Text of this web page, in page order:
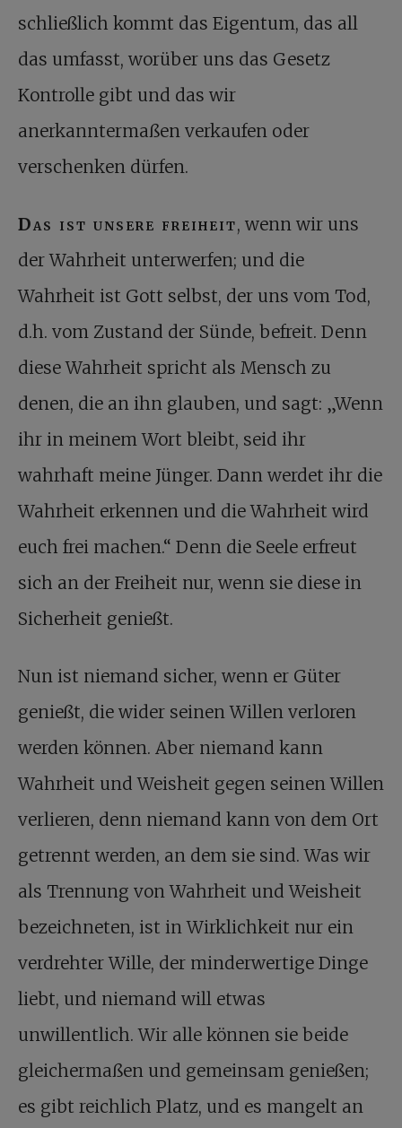
schließlich kommt das Eigentum, das all
das umfasst, worüber uns das Gesetz
Kontrolle gibt und das wir
anerkanntermaßen verkaufen oder
verschenken dürfen.
Das ist unsere freiheit, wenn wir uns
der Wahrheit unterwerfen; und die
Wahrheit ist Gott selbst, der uns vom Tod,
d.h. vom Zustand der Sünde, befreit. Denn
diese Wahrheit spricht als Mensch zu
denen, die an ihn glauben, und sagt: „Wenn
ihr in meinem Wort bleibt, seid ihr
wahrhaft meine Jünger. Dann werdet ihr die
Wahrheit erkennen und die Wahrheit wird
euch frei machen.“ Denn die Seele erfreut
sich an der Freiheit nur, wenn sie diese in
Sicherheit genießt.
Nun ist niemand sicher, wenn er Güter
genießt, die wider seinen Willen verloren
werden können. Aber niemand kann
Wahrheit und Weisheit gegen seinen Willen
verlieren, denn niemand kann von dem Ort
getrennt werden, an dem sie sind. Was wir
als Trennung von Wahrheit und Weisheit
bezeichneten, ist in Wirklichkeit nur ein
verdrehter Wille, der minderwertige Dinge
liebt, und niemand will etwas
unwillentlich. Wir alle können sie beide
gleichermaßen und gemeinsam genießen;
es gibt reichlich Platz, und es mangelt an